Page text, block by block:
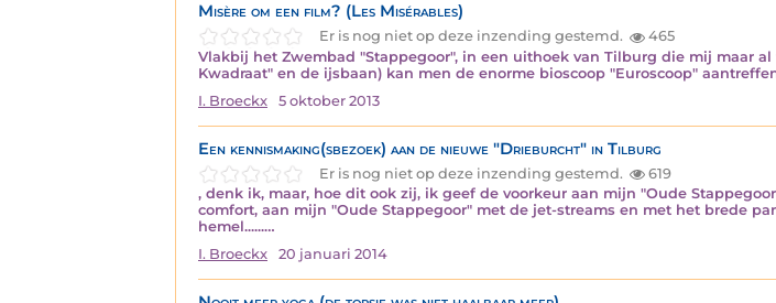
Misère om een film? (Les Misérables)
Er is nog niet op deze inzending gestemd.
465
Vlakbij het Zwembad "Stappegoor", in een uithoek van Tilburg die mij maar
Kwadraat" en de ijsbaan) kan men de enorme bioscoop "Euroscoop"
I. Broeckx
5 oktober 2013
Een kennismaking(sbezoek) aan de nieuwe "Drieburcht" in Tilburg
Er is nog niet op deze inzending gestemd.
619
, denk ik, maar, hoe dit ook zij, ik geef de voorkeur aan mijn "Oude
comfort, aan mijn "Oude Stappegoor" met de jet-streams en met het brede
hemel......…
I. Broeckx
20 januari 2014